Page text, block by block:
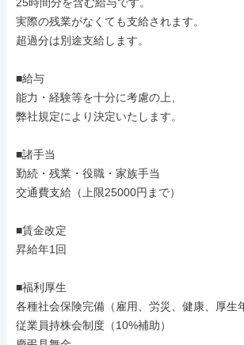
実際の残業がなくても支給されます。
超過分は別途支給します。
■給与
能力・経験等を十分に考慮の上、
弊社規定により決定いたします。
■諸手当
勤続・残業・役職・家族手当
交通費支給（上限25000円まで）
■賃金改定
昇給年1回
■福利厚生
各種社会保険完備（雇用、労災、健康、厚生
従業員持株会制度（10%補助）